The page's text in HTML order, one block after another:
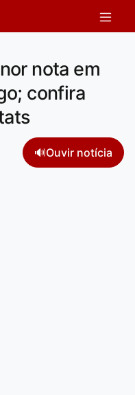
nota em
confira
🔊Ouvir notícia